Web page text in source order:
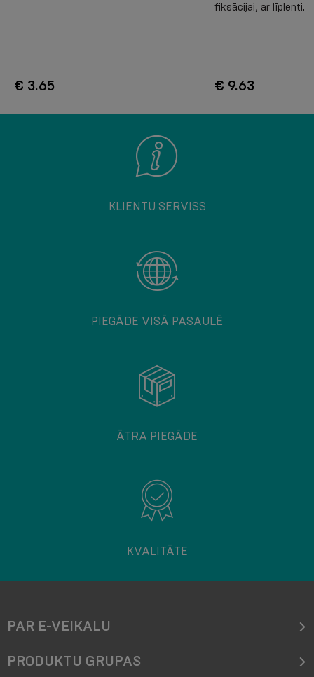
€ 3.65
fiksācijai, ar līplenti.
€ 9.63
KLIENTU SERVISS
PIEGĀDE VISĀ PASAULĒ
ĀTRA PIEGĀDE
KVALITĀTE
PAR E-VEIKALU
PRODUKTU GRUPAS